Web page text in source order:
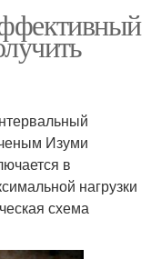
Изуми
в
нагрузки
схема